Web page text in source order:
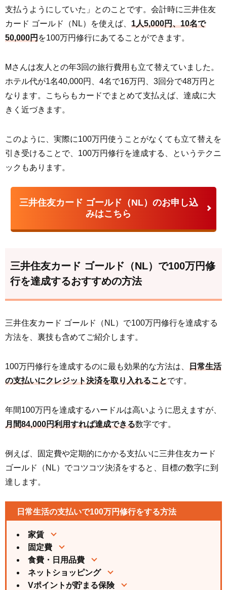
支払うようにしていた」とのことです。会計時に三井住友
カード ゴールド（NL）を使えば、 1人5,000円、10名で
50,000円を100万円修行にあてることができます。
Mさんは友人との年3回の旅行費用も立て替えていました。
ホテル代が1名40,000円、4名で16万円、3回分で48万円と
なります。こちらもカードでまとめて支払えば、達成に大
きく近づきます。
このように、実際に100万円使うことがなくても立て替えを
引き受けることで、100万円修行を達成する、というテクニ
ックもあります。
三井住友カード ゴールド（NL）のお申し込
みはこちら
三井住友カード ゴールド（NL）で100万円修
行を達成するおすすめの方法
三井住友カード ゴールド（NL）で100万円修行を達成する
方法を、裏技も含めてご紹介します。
100万円修行を達成するのに最も効果的な方法は、 日常生活
の支払いにクレジット決済を取り入れることです。
年間100万円を達成するハードルは高いように思えますが、
月間84,000円利用すれば達成できる数字です。
例えば、固定費や定期的にかかる支払いに三井住友カード
ゴールド（NL）でコツコツ決済をすると、目標の数字に到
達します。
日常生活の支払いで100万円修行をする方法
家賃
固定費
食費・日用品費
ネットショッピング
Vポイントが貯まる保険